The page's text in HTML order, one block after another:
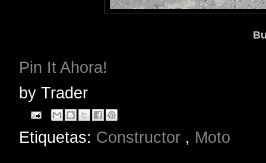
Pin It Ahora!
by Trader
Etiquetas: Constructor , Moto